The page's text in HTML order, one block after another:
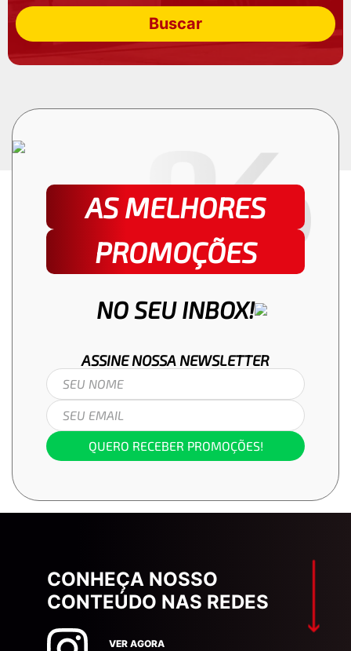
Buscar
AS MELHORES
PROMOÇÕES
NO SEU INBOX!
ASSINE NOSSA NEWSLETTER
QUERO RECEBER PROMOÇÕES!
CONHEÇA NOSSO
CONTEÚDO NAS REDES
VER AGORA